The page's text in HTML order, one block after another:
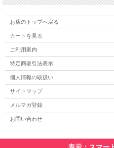
お店のトップへ戻る
カートを見る
ご利用案内
特定商取引法表示
個人情報の取扱い
サイトマップ
メルマガ登録
お問い合わせ